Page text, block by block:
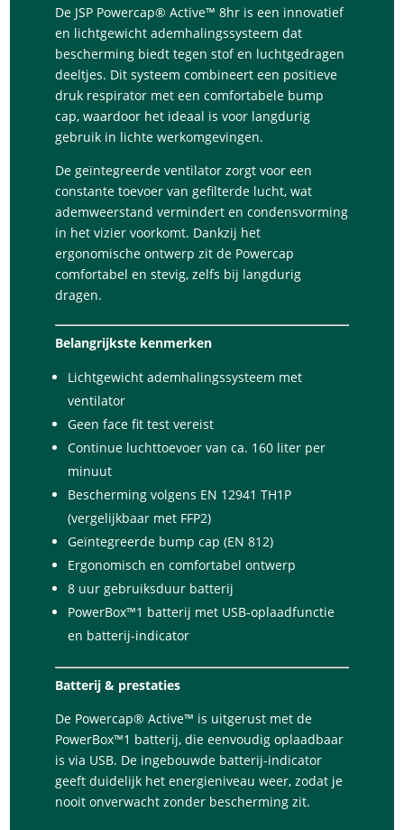
De JSP Powercap® Active™ 8hr is een innovatief
en lichtgewicht ademhalingssysteem dat
bescherming biedt tegen stof en luchtgedragen
deeltjes. Dit systeem combineert een positieve
druk respirator met een comfortabele bump
cap, waardoor het ideaal is voor langdurig
gebruik in lichte werkomgevingen.
De geïntegreerde ventilator zorgt voor een
constante toevoer van gefilterde lucht, wat
ademweerstand vermindert en condensvorming
in het vizier voorkomt. Dankzij het
ergonomische ontwerp zit de Powercap
comfortabel en stevig, zelfs bij langdurig
dragen.
Belangrijkste kenmerken
Lichtgewicht ademhalingssysteem met
ventilator
Geen face fit test vereist
Continue luchttoevoer van ca. 160 liter per
minuut
Bescherming volgens EN 12941 TH1P
(vergelijkbaar met FFP2)
Geïntegreerde bump cap (EN 812)
Ergonomisch en comfortabel ontwerp
8 uur gebruiksduur batterij
PowerBox™1 batterij met USB-oplaadfunctie
en batterij-indicator
Batterij & prestaties
De Powercap® Active™ is uitgerust met de
PowerBox™1 batterij, die eenvoudig oplaadbaar
is via USB. De ingebouwde batterij-indicator
geeft duidelijk het energieniveau weer, zodat je
nooit onverwacht zonder bescherming zit.